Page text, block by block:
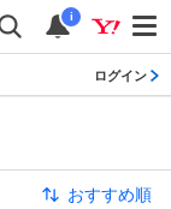
i
ログイン
おすすめ順